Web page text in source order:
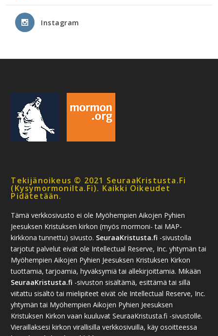
Instagram
Tekijänoikeus © 2021 SeuraaKristusta.fi
(kysymormonilta.fi). Kaikki Oikeudet
Pidätetään.
Tämä verkkosivusto ei ole Myöhempien Aikojen Pyhien
Jeesuksen Kristuksen kirkon (myös mormoni- tai MAP-
kirkkona tunnettu) sivusto. SeuraaKristusta.fi -sivustolla
tarjotut palvelut eivät ole Intellectual Reserve, Inc. yhtymän tai
Myöhempien Aikojen Pyhien Jeesuksen Kristuksen Kirkon
tuottamia, tarjoamia, hyväksymiä tai allekirjoittamia. Mikään
SeuraaKristusta.fi -sivuston sisältämä, esittämä tai sillä
viitattu sisältö tai mielipiteet eivät ole Intellectual Reserve, Inc.
yhtymän tai Myöhempien Aikojen Pyhien Jeesuksen
Kristuksen Kirkon vaan kuuluvat SeuraaKristusta.fi -sivustolle.
Vieraillaksesi kirkon virallisilla verkkosivuilla, käy osoitteessa